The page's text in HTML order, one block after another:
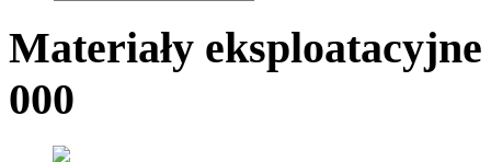
Materiały
000